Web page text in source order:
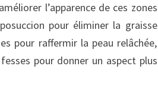
l’apparence de ces zones
pour éliminer la graisse
pour raffermir la peau relâchée,
pour donner un aspect plus